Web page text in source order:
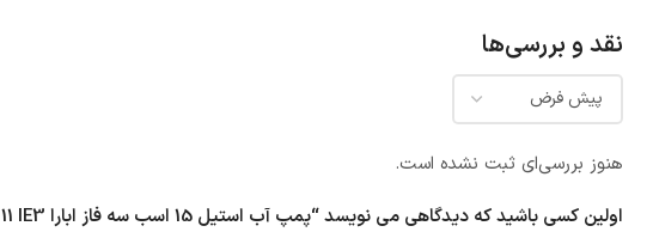
نقد و بررسی‌ها
هنوز بررسی‌ای ثبت نشده است.
اولین کسی باشید که دیدگاهی می نویسد “پمپ آب استیل 15 اسب سه فاز ابارا 3M/I 65-160 11 IE3”